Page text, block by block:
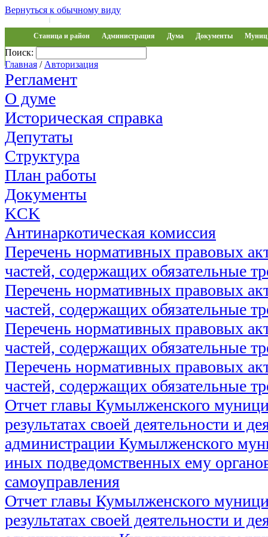
Вернуться к обычному виду
|
Станица и район Администрация Дума Документы Муниц
Обращения
Поиск:
Главная / Авторизация
Регламент
О думе
Историческая справка
Депутаты
Структура
План работы
Документы
KCK
Антинаркотическая комиссия
Перечень нормативных правовых
частей, содержащих обязательные
Перечень нормативных правовых
частей, содержащих обязательные
Перечень нормативных правовых
частей, содержащих обязательные
Перечень нормативных правовых
частей, содержащих обязательные
Отчет главы Кумылженского
результатах своей деятельности и
администрации Кумылженского
иных подведомственных ему
самоуправления
Отчет главы Кумылженского
результатах своей деятельности и